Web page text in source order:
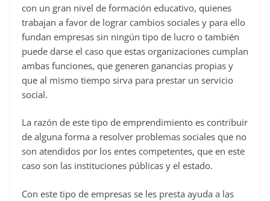
con un gran nivel de formación educativo, quienes
trabajan a favor de lograr cambios sociales y para ello
fundan empresas sin ningún tipo de lucro o también
puede darse el caso que estas organizaciones cumplan
ambas funciones, que generen ganancias propias y
que al mismo tiempo sirva para prestar un servicio
social.
La razón de este tipo de emprendimiento es contribuir
de alguna forma a resolver problemas sociales que no
son atendidos por los entes competentes, que en este
caso son las instituciones públicas y el estado.
Con este tipo de empresas se les presta ayuda a las